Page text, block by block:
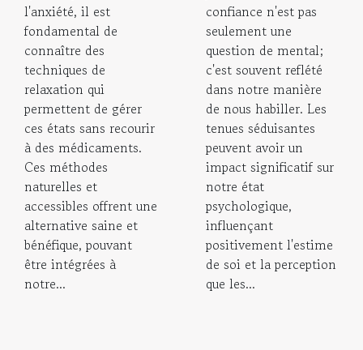
l'anxiété, il est
fondamental de
connaître des
techniques de
relaxation qui
permettent de gérer
ces états sans recourir
à des médicaments.
Ces méthodes
naturelles et
accessibles offrent une
alternative saine et
bénéfique, pouvant
être intégrées à
notre...
confiance n'est pas
seulement une
question de mental;
c'est souvent reflété
dans notre manière
de nous habiller. Les
tenues séduisantes
peuvent avoir un
impact significatif sur
notre état
psychologique,
influençant
positivement l'estime
de soi et la perception
que les...